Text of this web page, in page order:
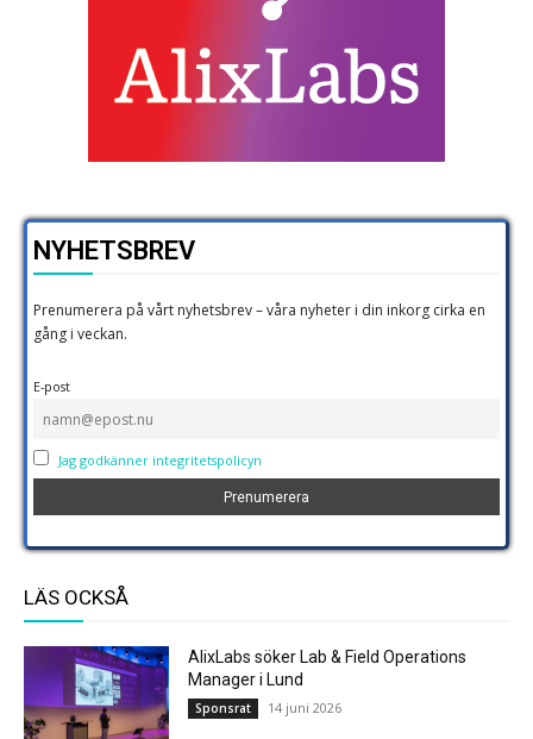
NYHETSBREV
Prenumerera på vårt nyhetsbrev – våra nyheter i din inkorg cirka en
gång i veckan.
E-post
Jag godkänner integritetspolicyn
LÄS OCKSÅ
AlixLabs söker Lab & Field Operations
Manager i Lund
Sponsrat 14 juni 2026